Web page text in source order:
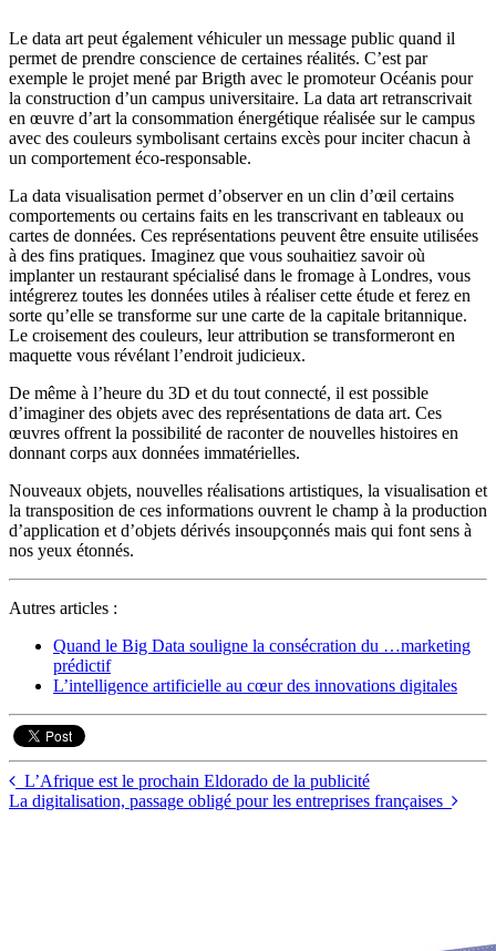
Le data art peut également véhiculer un message public quand il
permet de prendre conscience de certaines réalités. C’est par
exemple le projet mené par Brigth avec le promoteur Océanis pour
la construction d’un campus universitaire. La data art retranscrivait
en œuvre d’art la consommation énergétique réalisée sur le campus
avec des couleurs symbolisant certains excès pour inciter chacun à
un comportement éco-responsable.
La data visualisation permet d’observer en un clin d’œil certains
comportements ou certains faits en les transcrivant en tableaux ou
cartes de données. Ces représentations peuvent être ensuite utilisées
à des fins pratiques. Imaginez que vous souhaitiez savoir où
implanter un restaurant spécialisé dans le fromage à Londres, vous
intégrerez toutes les données utiles à réaliser cette étude et ferez en
sorte qu’elle se transforme sur une carte de la capitale britannique.
Le croisement des couleurs, leur attribution se transformeront en
maquette vous révélant l’endroit judicieux.
De même à l’heure du 3D et du tout connecté, il est possible
d’imaginer des objets avec des représentations de data art. Ces
œuvres offrent la possibilité de raconter de nouvelles histoires en
donnant corps aux données immatérielles.
Nouveaux objets, nouvelles réalisations artistiques, la visualisation et
la transposition de ces informations ouvrent le champ à la production
d’application et d’objets dérivés insoupçonnés mais qui font sens à
nos yeux étonnés.
Autres articles :
Quand le Big Data souligne la consécration du …marketing
prédictif
L’intelligence artificielle au cœur des innovations digitales
L’Afrique est le prochain Eldorado de la publicité
La digitalisation, passage obligé pour les entreprises françaises